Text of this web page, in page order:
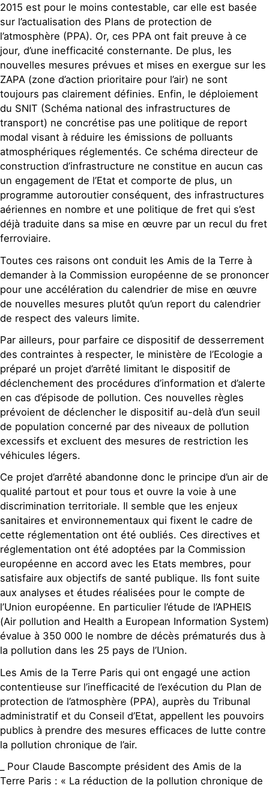
2015 est pour le moins contestable, car elle est basée
sur l’actualisation des Plans de protection de
l’atmosphère (PPA). Or, ces PPA ont fait preuve à ce
jour, d’une inefficacité consternante. De plus, les
nouvelles mesures prévues et mises en exergue sur les
ZAPA (zone d’action prioritaire pour l’air) ne sont
toujours pas clairement définies. Enfin, le déploiement
du SNIT (Schéma national des infrastructures de
transport) ne concrétise pas une politique de report
modal visant à réduire les émissions de polluants
atmosphériques réglementés. Ce schéma directeur de
construction d’infrastructure ne constitue en aucun cas
un engagement de l’Etat et comporte de plus, un
programme autoroutier conséquent, des infrastructures
aériennes en nombre et une politique de fret qui s’est
déjà traduite dans sa mise en œuvre par un recul du fret
ferroviaire.
Toutes ces raisons ont conduit les Amis de la Terre à
demander à la Commission européenne de se prononcer
pour une accélération du calendrier de mise en œuvre
de nouvelles mesures plutôt qu’un report du calendrier
de respect des valeurs limite.
Par ailleurs, pour parfaire ce dispositif de desserrement
des contraintes à respecter, le ministère de l’Ecologie a
préparé un projet d’arrêté limitant le dispositif de
déclenchement des procédures d’information et d’alerte
en cas d’épisode de pollution. Ces nouvelles règles
prévoient de déclencher le dispositif au-delà d’un seuil
de population concerné par des niveaux de pollution
excessifs et excluent des mesures de restriction les
véhicules légers.
Ce projet d’arrêté abandonne donc le principe d’un air de
qualité partout et pour tous et ouvre la voie à une
discrimination territoriale. Il semble que les enjeux
sanitaires et environnementaux qui fixent le cadre de
cette réglementation ont été oubliés. Ces directives et
réglementation ont été adoptées par la Commission
européenne en accord avec les Etats membres, pour
satisfaire aux objectifs de santé publique. Ils font suite
aux analyses et études réalisées pour le compte de
l’Union européenne. En particulier l’étude de l’APHEIS
(Air pollution and Health a European Information System)
évalue à 350 000 le nombre de décès prématurés dus à
la pollution dans les 25 pays de l’Union.
Les Amis de la Terre Paris qui ont engagé une action
contentieuse sur l’inefficacité de l’exécution du Plan de
protection de l’atmosphère (PPA), auprès du Tribunal
administratif et du Conseil d’Etat, appellent les pouvoirs
publics à prendre des mesures efficaces de lutte contre
la pollution chronique de l’air.
_ Pour Claude Bascompte président des Amis de la
Terre Paris : « La réduction de la pollution chronique de